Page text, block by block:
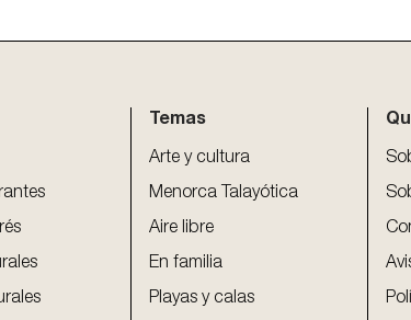
Temas
Arte y cultura
Menorca Talayótica
Aire libre
En familia
Playas y calas